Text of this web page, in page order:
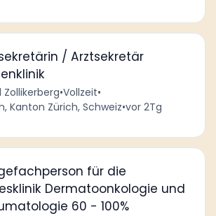
/ Arztsekretär
Zollikerberg•Vollzeit•
Kanton Zürich, Schweiz•vor 2Tg
für die
Dermatoonkologie und
60 - 100%